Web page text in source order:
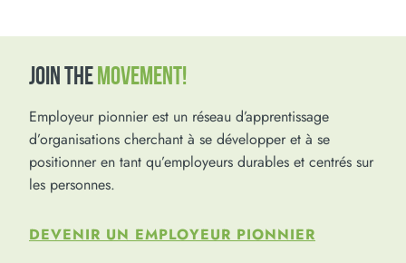
JOIN THEMOVEMENT!
Employeur pionnier est un réseau d’apprentissage
d’organisations cherchant à se développer et à se
positionner en tant qu’employeurs durables et centrés sur
les personnes.
DEVENIR UN EMPLOYEUR PIONNIER